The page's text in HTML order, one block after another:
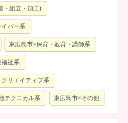
・組立・加工)
イバー系
東広島市×保育・教育・講師系
福祉系
リエイティブ系
テクニカル系 東広島市×その他